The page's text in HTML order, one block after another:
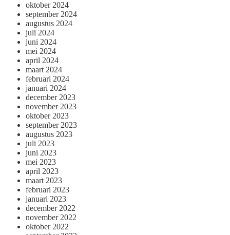
oktober 2024
september 2024
augustus 2024
juli 2024
juni 2024
mei 2024
april 2024
maart 2024
februari 2024
januari 2024
december 2023
november 2023
oktober 2023
september 2023
augustus 2023
juli 2023
juni 2023
mei 2023
april 2023
maart 2023
februari 2023
januari 2023
december 2022
november 2022
oktober 2022